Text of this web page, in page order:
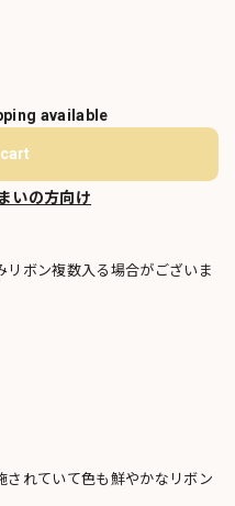
available
いの方向け
リボン複数入る場合がございま
されていて色も鮮やかなリボン